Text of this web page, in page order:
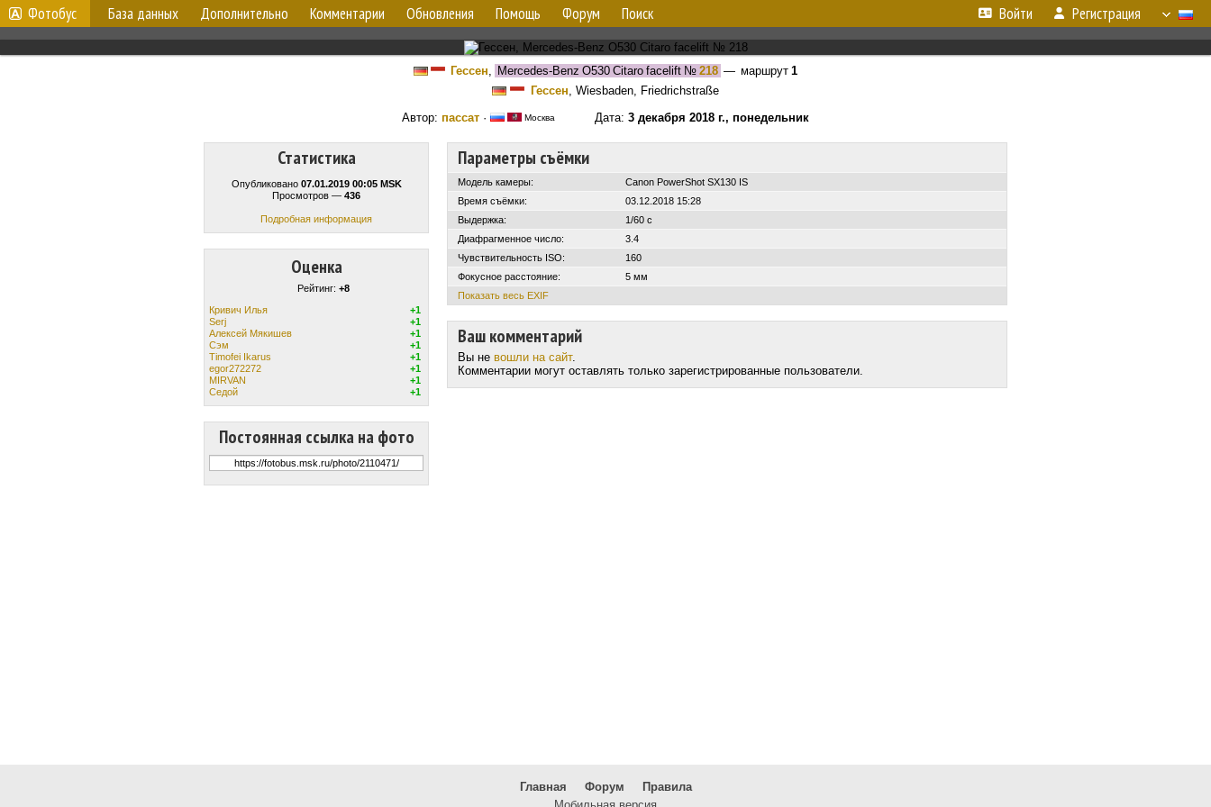
Фотобус База данных Дополнительно Комментарии Обновления Помощь Форум Поиск Войти Регистрация
Гессен, Mercedes-Benz O530 Citaro facelift № 218 — маршрут 1
Гессен, Wiesbaden, Friedrichstraße
Автор: пассат · Москва Дата: 3 декабря 2018 г., понедельник
Статистика
Опубликовано 07.01.2019 00:05 MSK
Просмотров — 436
Подробная информация
Оценка
Рейтинг: +8
Кривич Илья
+1
Serj
+1
Алексей Мякишев
+1
Сэм
+1
Timofei Ikarus
+1
egor272272
+1
MIRVAN
+1
Cедой
+1
Постоянная ссылка на фото
Параметры съёмки
Модель камеры:
Canon PowerShot SX130 IS
Время съёмки:
03.12.2018 15:28
Выдержка:
1/60 с
Диафрагменное число:
3.4
Чувствительность ISO:
160
Фокусное расстояние:
5 мм
Показать весь EXIF
Ваш комментарий
Вы не вошли на сайт.
Комментарии могут оставлять только зарегистрированные пользователи.
Главная Форум
Правила